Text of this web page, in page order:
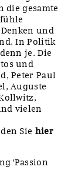
die gesamte
und
In Politik
je. Die
und
Peter Paul
Auguste
vielen
Sie hier
'Passion